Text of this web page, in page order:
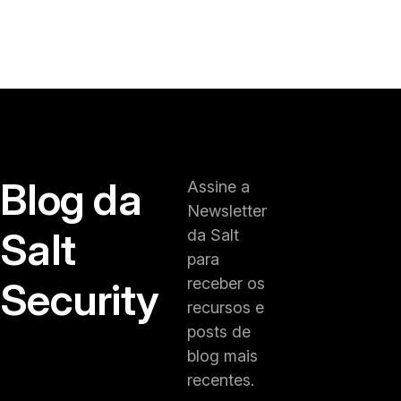
Blog da
Salt
Security
Assine a
Newsletter
da Salt
para
receber os
recursos e
posts de
blog mais
recentes.